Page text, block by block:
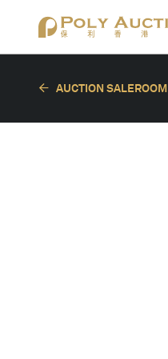
AUCTION SALEROOM